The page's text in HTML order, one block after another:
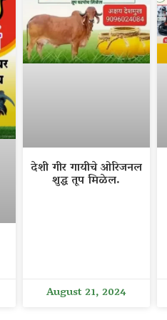
देशी गीर गायीचे ओरिजनल
शुद्ध तूप मिळेल.
August 21, 2024